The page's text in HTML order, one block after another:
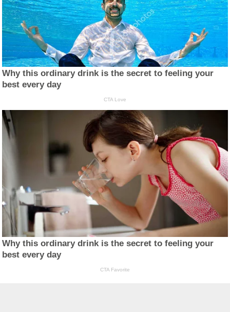
Why this ordinary drink is the secret to feeling your
best every day
CTA Love
Why this ordinary drink is the secret to feeling your
best every day
CTA Favorite